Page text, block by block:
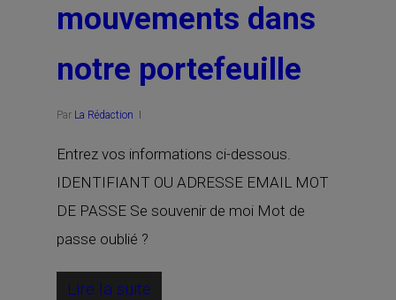
mouvements dans
notre portefeuille
Par La Rédaction
Entrez vos informations ci-dessous.
IDENTIFIANT OU ADRESSE EMAIL MOT
DE PASSE Se souvenir de moi Mot de
passe oublié ?
Lire la suite